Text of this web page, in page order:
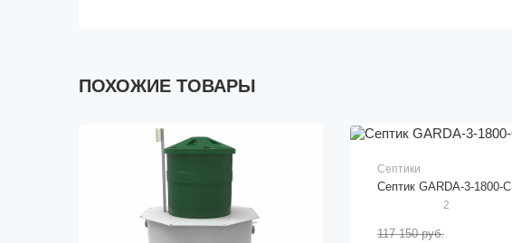
ПОХОЖИЕ ТОВАРЫ
Септики
Cептик GARDA-3-1800-C
2
117 150 руб.